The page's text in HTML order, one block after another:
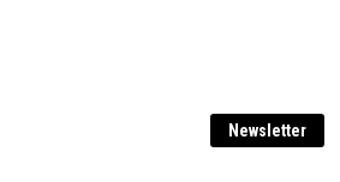
Newsletter